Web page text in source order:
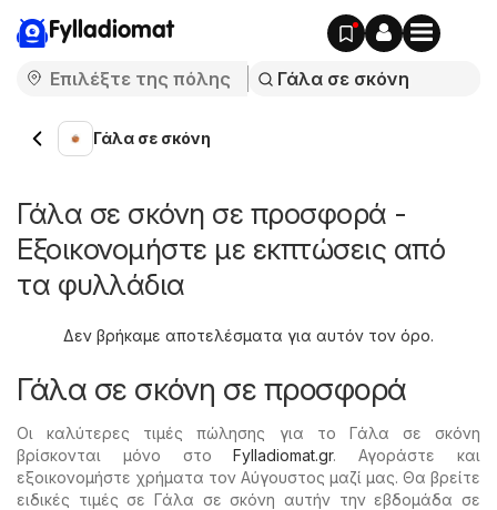
Fylladiomat
Γάλα σε σκόνη
Γάλα σε σκόνη σε προσφορά -
Εξοικονομήστε με εκπτώσεις από
τα φυλλάδια
Δεν βρήκαμε αποτελέσματα για αυτόν τον όρο.
Γάλα σε σκόνη σε προσφορά
Οι καλύτερες τιμές πώλησης για το Γάλα σε σκόνη
βρίσκονται μόνο στοFylladiomat.gr. Αγοράστε και
εξοικονομήστε χρήματα τον Αύγουστος μαζί μας. Θα βρείτε
ειδικές τιμές σε Γάλα σε σκόνη αυτήν την εβδομάδα σε